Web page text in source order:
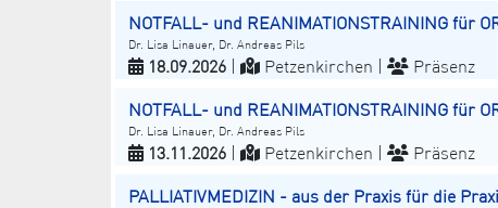
NOTFALL- und REANIMATIONSTRAINING für
Dr. Lisa Linauer, Dr. Andreas Pils
18.09.2026 | Petzenkirchen | Präsenz
NOTFALL- und REANIMATIONSTRAINING für
Dr. Lisa Linauer, Dr. Andreas Pils
13.11.2026 | Petzenkirchen | Präsenz
PALLIATIVMEDIZIN - aus der Praxis für die